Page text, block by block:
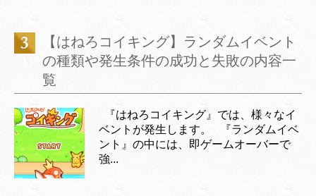
【はねろコイキング】ランダムイベント
の種類や発生条件の成功と失敗の内容一
覧
『はねろコイキング』では、様々なイ
ベントが発生します。 『ランダムイベ
ント』の中には、即ゲームオーバーで
強...